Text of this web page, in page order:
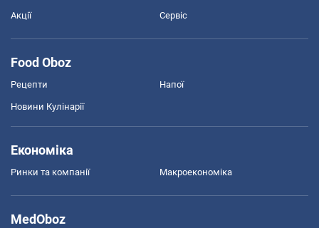
Акції Сервіс
Food Oboz
Рецепти Напої
Новини Кулінарії
Економіка
Ринки та компанії Макроекономіка
MedOboz